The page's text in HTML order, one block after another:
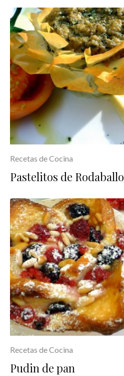
Recetas de Cocina
Pastelitos de Rodaballo
Recetas de Cocina
Pudin de pan